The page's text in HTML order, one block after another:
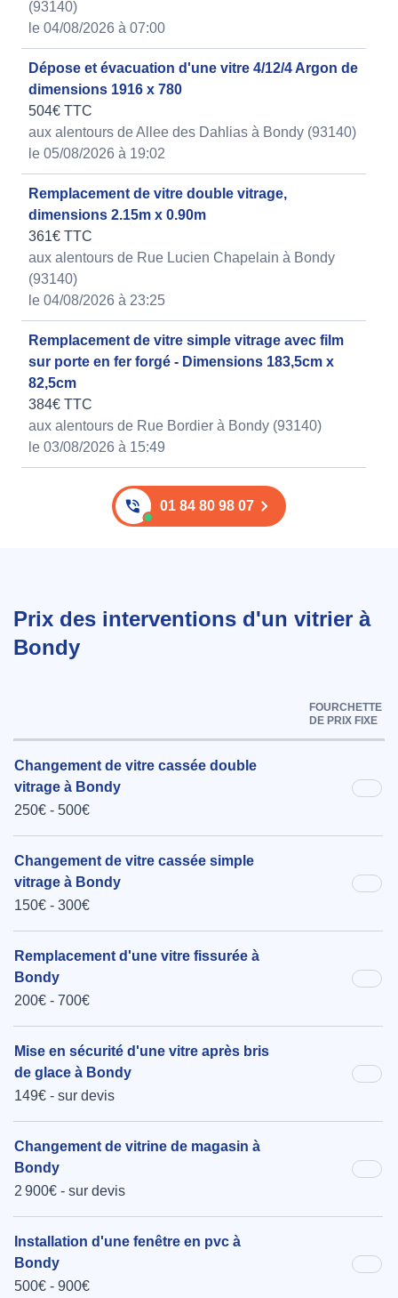
(93140)
le 04/08/2026 à 07:00
Dépose et évacuation d'une vitre 4/12/4 Argon de
dimensions 1916 x 780
504€ TTC
aux alentours de Allee des Dahlias à Bondy (93140)
le 05/08/2026 à 19:02
Remplacement de vitre double vitrage,
dimensions 2.15m x 0.90m
361€ TTC
aux alentours de Rue Lucien Chapelain à Bondy
(93140)
le 04/08/2026 à 23:25
Remplacement de vitre simple vitrage avec film
sur porte en fer forgé - Dimensions 183,5cm x
82,5cm
384€ TTC
aux alentours de Rue Bordier à Bondy (93140)
le 03/08/2026 à 15:49
01 84 80 98 07
Prix des interventions d'un vitrier à
Bondy
FOURCHETTE
DE PRIX FIXE
Changement de vitre cassée double
vitrage à Bondy
250€ - 500€
Changement de vitre cassée simple
vitrage à Bondy
150€ - 300€
Remplacement d'une vitre fissurée à
Bondy
200€ - 700€
Mise en sécurité d'une vitre après bris
de glace à Bondy
149€ - sur devis
Changement de vitrine de magasin à
Bondy
2 900€ - sur devis
Installation d'une fenêtre en pvc à
Bondy
500€ - 900€